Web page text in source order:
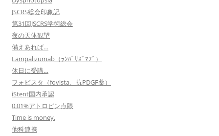
JSCRS総会印象記
第31回JSCRS学術総会
夜の天体観望
備えあれば…
Lampalizumab（ﾗﾝﾊﾟﾘｽﾞﾏﾌﾞ）
休日に受講…
フォビスタ（fovista、抗PDGF薬）
iStent国内承認
0.01%アトロピン点眼
Time is money.
他科連携